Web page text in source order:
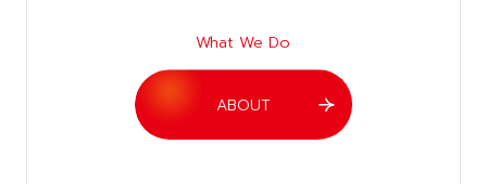
What We Do
ABOUT